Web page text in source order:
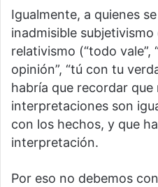
Igualmente, a quienes
inadmisible subjetivismo
relativismo (“todo vale”,
opinión”, “tú con tu
habría que recordar que
interpretaciones son
con los hechos, y que
interpretación.
Por eso no debemos